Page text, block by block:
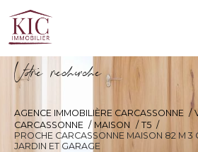
Vore recece
AGENCE IMMOBILIÈRE CARCASSONNE
CARCASSONNE
MAISON
T5
PROCHE CARCASSONNE MAISON 82 M 3
JARDIN ET GARAGE